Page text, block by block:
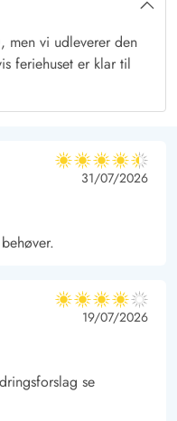
den smukke udsigt
altid noget nyt at
meget om solen
men vi udleverer den
feriehuset er klar til
4.5 ud af 5
4.5 ud af 5
4.5 out of 5
31/07/2026
4 ud af 5
4 ud af 5
4 out of 5
19/07/2026
se